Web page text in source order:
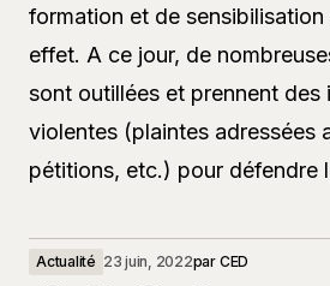
formation et de
effet. A ce jour, de
sont outillées et prennent des
violentes (plaintes adressées
pétitions, etc.) pour défendre
Actualité 23 juin, 2022par CED